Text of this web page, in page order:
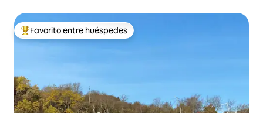
Favorito entre huéspedes preferido
Favorito entre huéspedes